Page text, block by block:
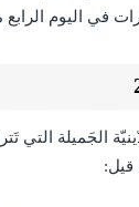
اليوم الرابع من
الجَميلة التي
قيل: